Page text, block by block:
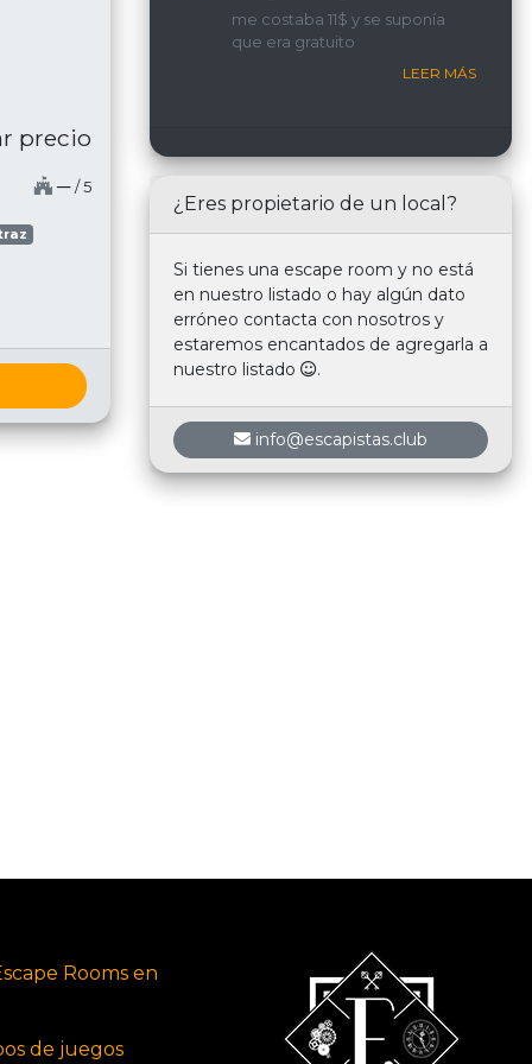
precio
─ / 5
interacción constante con
nosotros.
me costaba 11$ y se suponía
que era gratuito
LEER MÁS
¿Eres propietario de un local?
Si tienes una escape room y no está
en nuestro listado o hay algún dato
erróneo contacta con nosotros y
estaremos encantados de agregarla a
nuestro listado
.
info@escapistas.club
Rooms en
de juegos